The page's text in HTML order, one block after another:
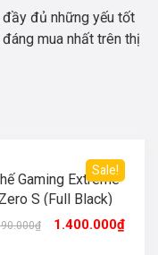
đủ những yếu tốt
mua nhất trên thị
Sale!
Gaming Extreme
Zero S (Full Black)
₫ 1.400.000₫